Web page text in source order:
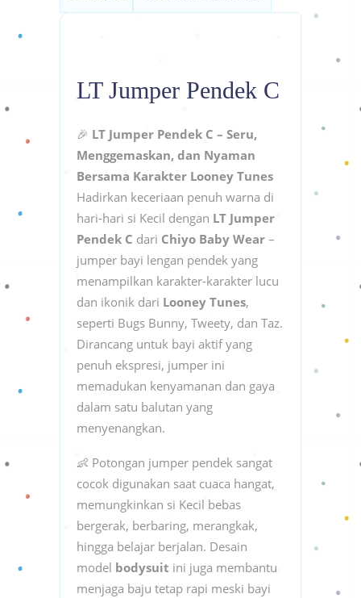
LT Jumper Pendek C
🎉 LT Jumper Pendek C – Seru,
Menggemaskan, dan Nyaman
Bersama Karakter Looney Tunes
Hadirkan keceriaan penuh warna di
hari-hari si Kecil dengan LT Jumper
Pendek C dari Chiyo Baby Wear –
jumper bayi lengan pendek yang
menampilkan karakter-karakter lucu
dan ikonik dari Looney Tunes,
seperti Bugs Bunny, Tweety, dan Taz.
Dirancang untuk bayi aktif yang
penuh ekspresi, jumper ini
memadukan kenyamanan dan gaya
dalam satu balutan yang
menyenangkan.
👶 Potongan jumper pendek sangat
cocok digunakan saat cuaca hangat,
memungkinkan si Kecil bebas
bergerak, berbaring, merangkak,
hingga belajar berjalan. Desain
model bodysuit ini juga membantu
menjaga baju tetap rapi meski bayi